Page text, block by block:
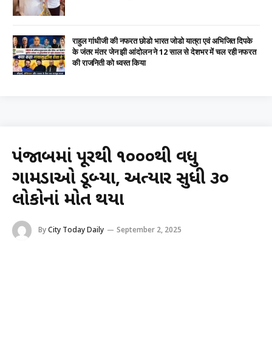
राहुल गांधीजी की नफरत छोडो भारत जोडो यात्रा एवं अभिजित दिपके
के जंतर मंतर जेन झी आंदोलन ने 12 साल से देशभर में चल रही नफरत
की राजनिती को ध्वस्त किया
પંજાબમાં પૂરથી ૧૦૦૦થી વધુ
ગામડાઓ ડૂબ્યા, અત્યાર સુધી ૩૦
લોકોનાં મોત થયા
ByCity Today Daily September 2, 2025